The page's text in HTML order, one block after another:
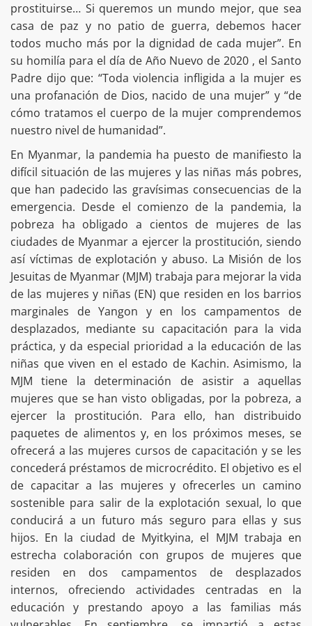
prostituirse… Si queremos un mundo mejor, que sea
casa de paz y no patio de guerra, debemos hacer
todos mucho más por la dignidad de cada mujer”. En
su homilía para el día de Año Nuevo de 2020 , el Santo
Padre dijo que: “Toda violencia infligida a la mujer es
una profanación de Dios, nacido de una mujer” y “de
cómo tratamos el cuerpo de la mujer comprendemos
nuestro nivel de humanidad”.
En Myanmar, la pandemia ha puesto de manifiesto la
difícil situación de las mujeres y las niñas más pobres,
que han padecido las gravísimas consecuencias de la
emergencia. Desde el comienzo de la pandemia, la
pobreza ha obligado a cientos de mujeres de las
ciudades de Myanmar a ejercer la prostitución, siendo
así víctimas de explotación y abuso. La Misión de los
Jesuitas de Myanmar (MJM) trabaja para mejorar la vida
de las mujeres y niñas (EN) que residen en los barrios
marginales de Yangon y en los campamentos de
desplazados, mediante su capacitación para la vida
práctica, y da especial prioridad a la educación de las
niñas que viven en el estado de Kachin. Asimismo, la
MJM tiene la determinación de asistir a aquellas
mujeres que se han visto obligadas, por la pobreza, a
ejercer la prostitución. Para ello, han distribuido
paquetes de alimentos y, en los próximos meses, se
ofrecerá a las mujeres cursos de capacitación y se les
concederá préstamos de microcrédito. El objetivo es el
de capacitar a las mujeres y ofrecerles un camino
sostenible para salir de la explotación sexual, lo que
conducirá a un futuro más seguro para ellas y sus
hijos. En la ciudad de Myitkyina, el MJM trabaja en
estrecha colaboración con grupos de mujeres que
residen en dos campamentos de desplazados
internos, ofreciendo actividades centradas en la
educación y prestando apoyo a las familias más